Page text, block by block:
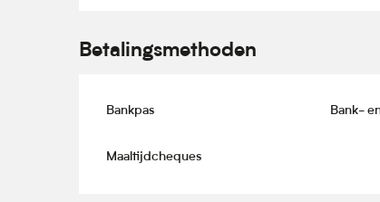
Betalingsmethoden
Bankpas Bank-
Maaltijdcheques